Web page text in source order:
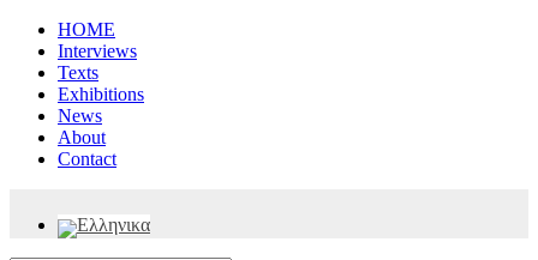
HOME
Interviews
Texts
Exhibitions
News
About
Contact